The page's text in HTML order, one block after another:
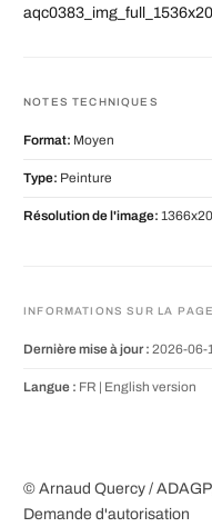
NOTES TECHNIQUES
Format: Moyen
Type: Peinture
Résolution de l'image:
INFORMATIONS SUR LA PAGE
Dernière mise à jour : 2026-06-
Langue : FR | English version
© Arnaud Quercy /
Demande d'autorisation